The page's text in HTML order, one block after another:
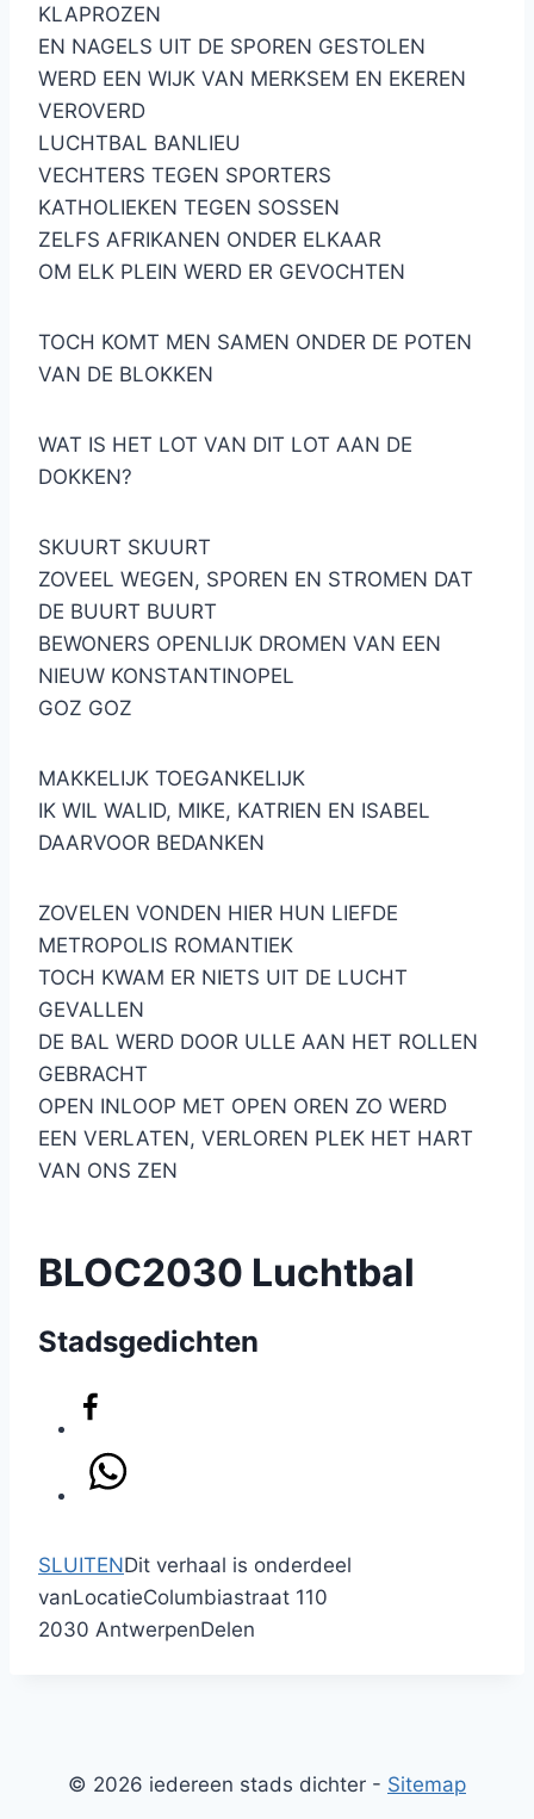
KLAPROZEN
EN NAGELS UIT DE SPOREN GESTOLEN
WERD EEN WIJK VAN MERKSEM EN EKEREN
VEROVERD
LUCHTBAL BANLIEU
VECHTERS TEGEN SPORTERS
KATHOLIEKEN TEGEN SOSSEN
ZELFS AFRIKANEN ONDER ELKAAR
OM ELK PLEIN WERD ER GEVOCHTEN
TOCH KOMT MEN SAMEN ONDER DE POTEN
VAN DE BLOKKEN
WAT IS HET LOT VAN DIT LOT AAN DE
DOKKEN?
SKUURT SKUURT
ZOVEEL WEGEN, SPOREN EN STROMEN DAT
DE BUURT BUURT
BEWONERS OPENLIJK DROMEN VAN EEN
NIEUW KONSTANTINOPEL
GOZ GOZ
MAKKELIJK TOEGANKELIJK
IK WIL WALID, MIKE, KATRIEN EN ISABEL
DAARVOOR BEDANKEN
ZOVELEN VONDEN HIER HUN LIEFDE
METROPOLIS ROMANTIEK
TOCH KWAM ER NIETS UIT DE LUCHT
GEVALLEN
DE BAL WERD DOOR ULLE AAN HET ROLLEN
GEBRACHT
OPEN INLOOP MET OPEN OREN ZO WERD
EEN VERLATEN, VERLOREN PLEK HET HART
VAN ONS ZEN
BLOC2030 Luchtbal
Stadsgedichten
SLUITENDit verhaal is onderdeel
vanLocatieColumbiastraat 110
2030 AntwerpenDelen
© 2026 iedereen stads dichter - Sitemap